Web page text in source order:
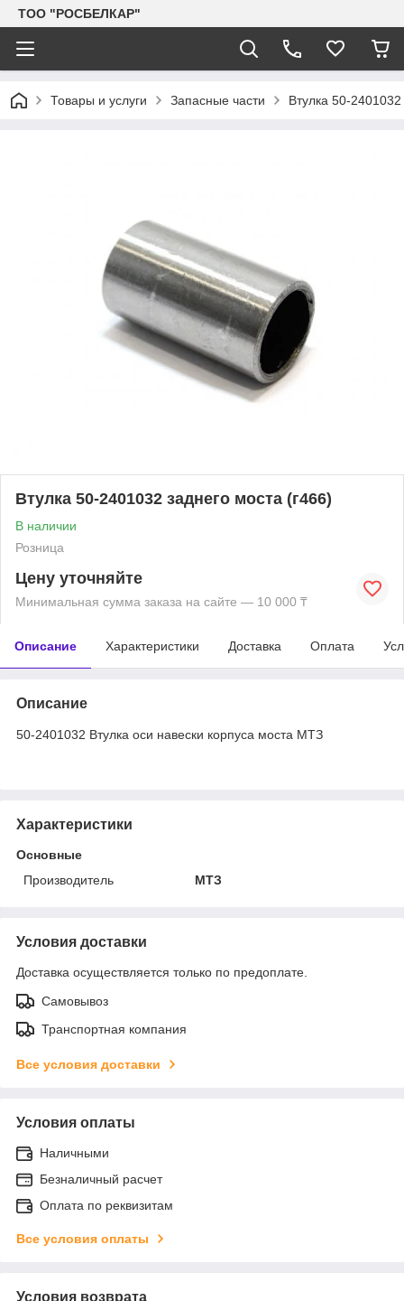
TOO "РОСБЕЛКАР"
Товары и услуги Запасные части Втулка 50-
Втулка 50-2401032 заднего моста (г466)
В наличии
Розница
Цену уточняйте
Минимальная сумма заказа на сайте — 10 000 ₸
Описание Характеристики Доставка Оплата
Описание
50-2401032 Втулка оси навески корпуса моста МТЗ
Характеристики
Основные
Производитель
МТЗ
Условия доставки
Доставка осуществляется только по предоплате.
Самовывоз
Транспортная компания
Все условия доставки
Условия оплаты
Наличными
Безналичный расчет
Оплата по реквизитам
Все условия оплаты
Условия возврата